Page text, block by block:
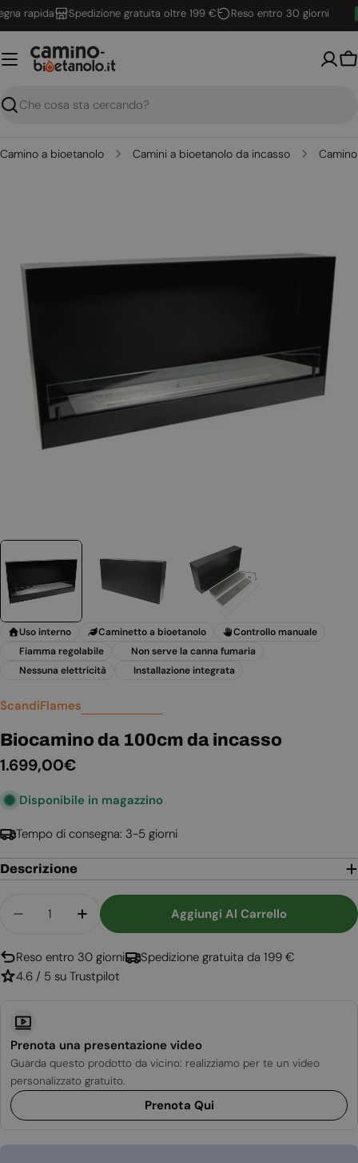
Vai
al
contenuto
rapida Spedizione gratuita oltre 199 € Reso entro 30 giorni
Ricerca
Camino a bioetanolo Camini a bioetanolo da incasso
supporto 0 in modalità modale
Uso interno Caminetto a bioetanolo
Controllo manuale
Fiamma regolabile
Non serve la canna fumaria
Nessuna elettricità
Installazione integrata
ScandiFlames
Biocamino da 100cm da incasso
Prezzo
1.699,00€
Disponibile in magazzino
Tempo di consegna: 3-5 giorni
Descrizione
Diminuisci La Quantità Per Biocamino Da
Aumenta La Quantità Per Biocamino
Aggiungi Al Carrello
Reso entro 30 giorni
Spedizione gratuita da 199 €
4.6 / 5 su Trustpilot
Prenota una presentazione video
Guarda questo prodotto da vicino: realizziamo per te un video
personalizzato gratuito.
Prenota Qui